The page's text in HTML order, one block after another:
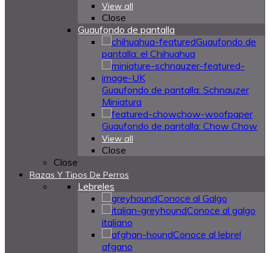
View all
Close
Guaufondo de pantalla
Guaufondo de
pantalla: el Chihuahua
Guaufondo de pantalla: Schnauzer
Miniatura
Guaufondo de pantalla: Chow Chow
View all
Close
Close
Razas Y Tipos De Perros
Lebreles
Conoce al Galgo
Conoce al galgo
italiano
Conoce al lebrel
afgano